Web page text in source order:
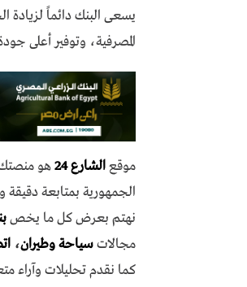
يسعى البنك دائماً لزيادة
المصرفية، وتوفير أعلى
موقعالشارع 24 هو منصتك
الجمهورية بمتابعة دقيقة
نهتم بعرض كل ما يخص
مجالاتسياحة وطيران،
كما نقدم تحليلات وآراء